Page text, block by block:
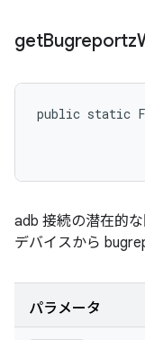
getBugreportz
public static
adb 接続の潜在的
デバイスから
パラメータ